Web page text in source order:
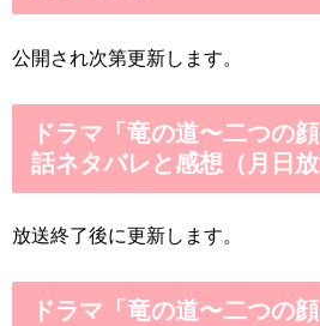
公開され次第更新します。
ドラマ「竜の道〜二つの
話ネタバレと感想（月日放
放送終了後に更新します。
ドラマ「竜の道〜二つの